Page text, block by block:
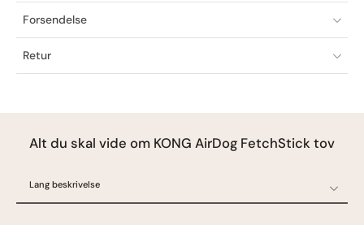
Forsendelse
Retur
Alt du skal vide om KONG AirDog FetchStick tov
Lang beskrivelse